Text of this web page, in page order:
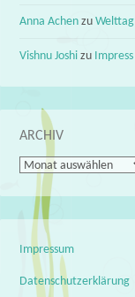
Anna Achen zu
Vishnu Joshi zu
ARCHIV
Archiv
Impressum
Datenschutzerklärung